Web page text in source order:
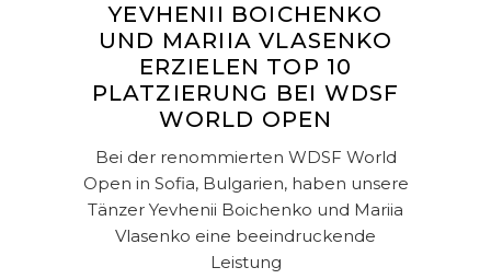
YEVHENII BOICHENKO
UND MARIIA VLASENKO
ERZIELEN TOP 10
PLATZIERUNG BEI WDSF
WORLD OPEN
Bei der renommierten WDSF World
Open in Sofia, Bulgarien, haben unsere
Tänzer Yevhenii Boichenko und Mariia
Vlasenko eine beeindruckende
Leistung